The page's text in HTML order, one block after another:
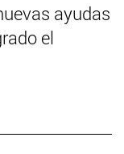
ayudas
el